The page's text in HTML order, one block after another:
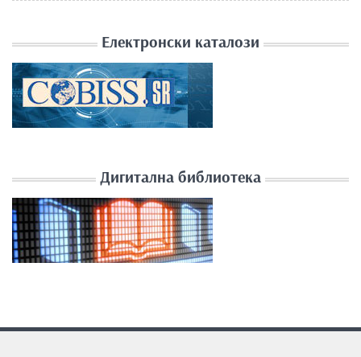
Електронски каталози
Дигитална библиотека